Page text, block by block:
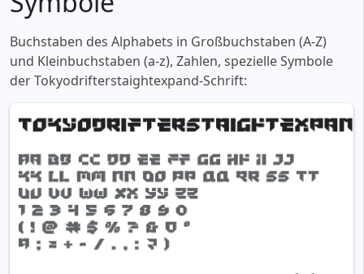
Buchstaben des Alphabets in Großbuchstaben (A-Z)
und Kleinbuchstaben (a-z), Zahlen, spezielle Symbole
der Tokyodrifterstaightexpand-Schrift: